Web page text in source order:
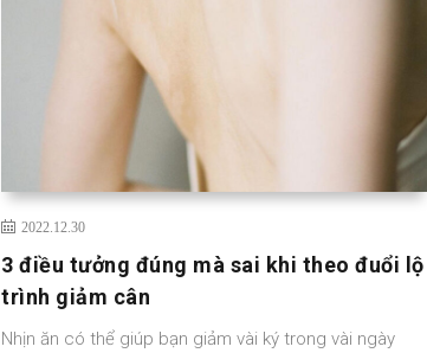
2022.12.30
3 điều tưởng đúng mà sai khi theo đuổi lộ
trình giảm cân
Nhịn ăn có thể giúp bạn giảm vài ký trong vài ngày